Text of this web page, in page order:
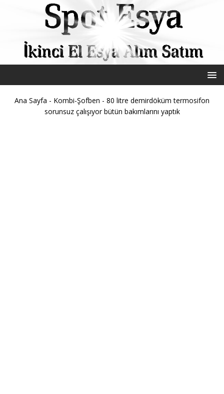
Ana Sayfa - Kombi-Şofben - 80 litre demirdöküm termosifon
sorunsuz çalışıyor bütün bakımlarını yaptık